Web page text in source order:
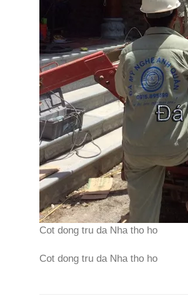
Cot dong tru da Nha tho ho
Cot dong tru da Nha tho ho